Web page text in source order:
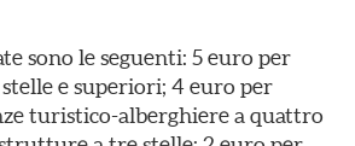
sono le seguenti: 5 euro per
e superiori; 4 euro per
turistico-alberghiere a quattro